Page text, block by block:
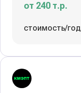
от 240 т.р.
стоимость/год